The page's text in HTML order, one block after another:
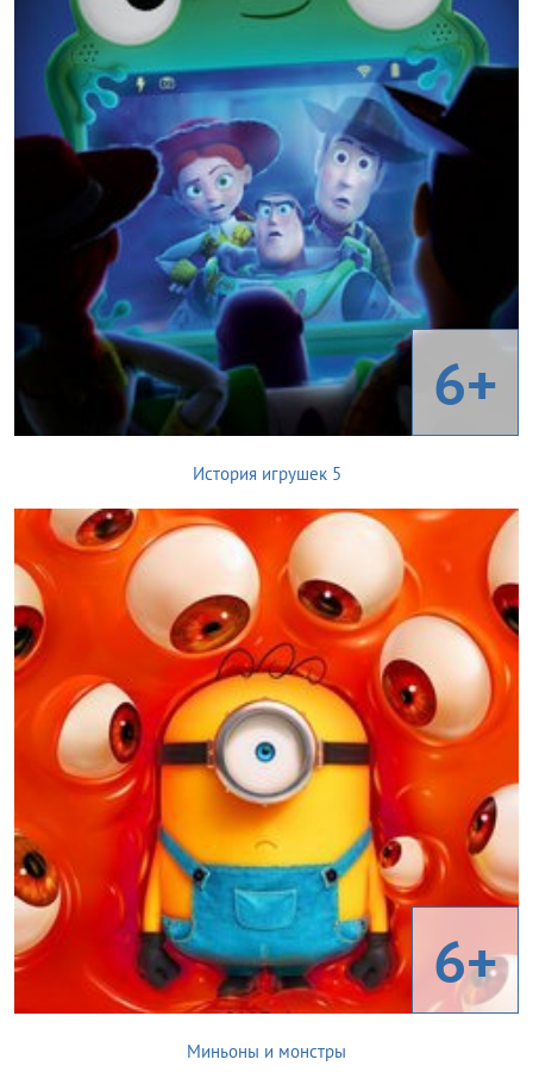
6+
История игрушек 5
6+
Миньоны и монстры